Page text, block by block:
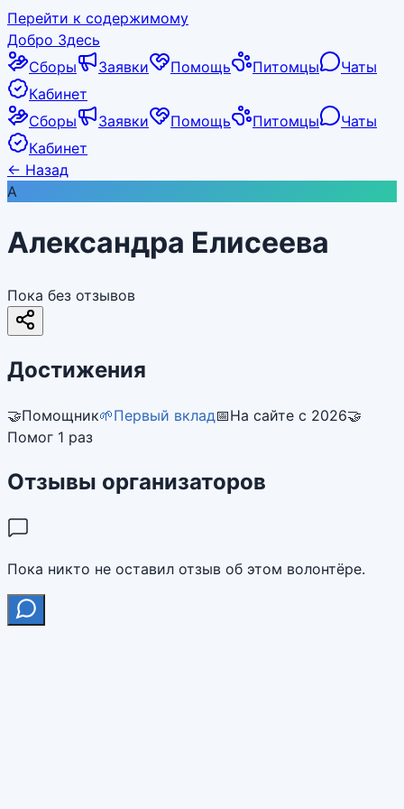
Перейти к содержимому
Добро Здесь
Сборы
Заявки Помощь Питомцы
Чаты
Кабинет
Сборы
Заявки Помощь Питомцы
Чаты
Кабинет
← Назад
А
Александра Елисеева
Пока без отзывов
Достижения
🤝Помощник🌱Первый вклад📅На сайте с 2026🤝
Помог 1 раз
Отзывы организаторов
Пока никто не оставил отзыв об этом волонтёре.